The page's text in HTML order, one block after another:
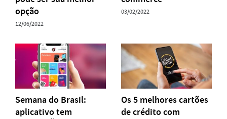
opção
12/06/2022
03/02/2022
Semana do Brasil:
aplicativo tem
Os 5 melhores cartões
de crédito com